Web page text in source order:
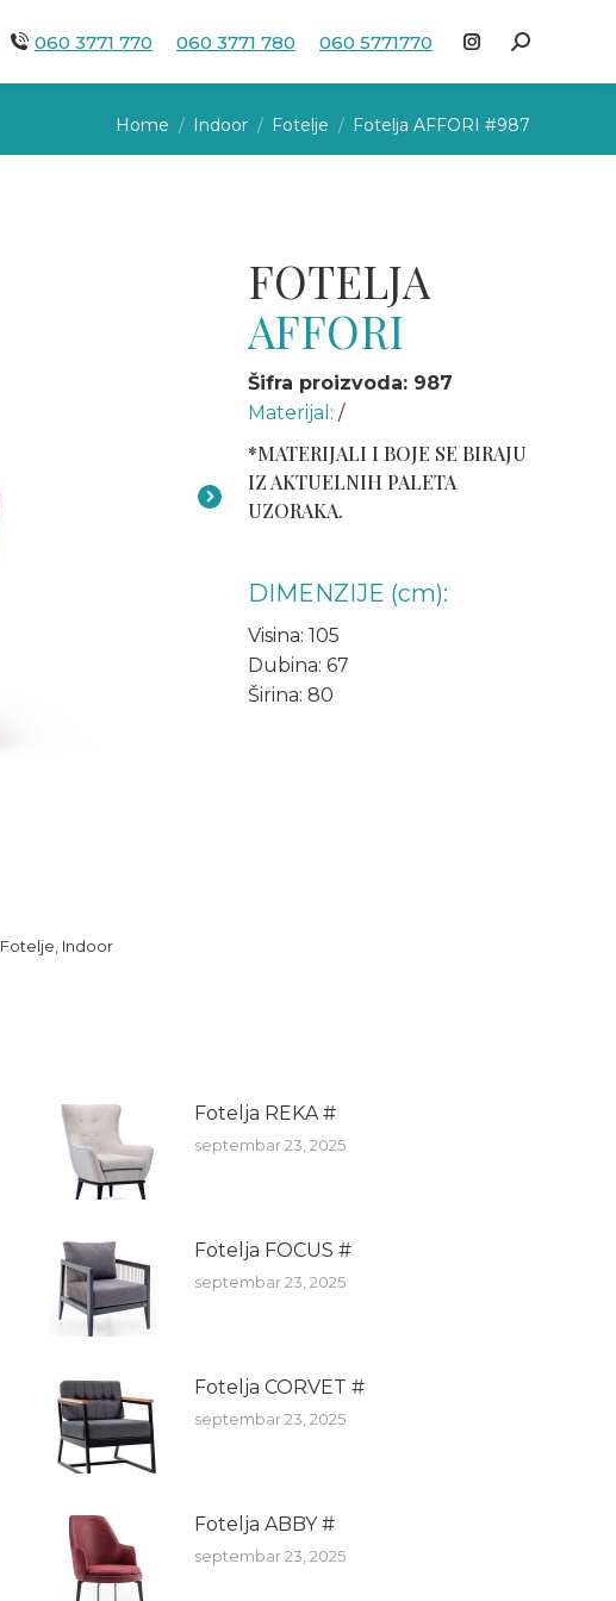
060 3771 770 060 3771 780 060 5771770
Instagram
page
opens
Search:
You are here:
Home Indoor Fotelje Fotelja AFFORI #987
FOTELJA
AFFORI
Šifra proizvoda: 987
Materijal:/
*MATERIJALI I BOJE SE BIRAJU
IZ AKTUELNIH PALETA
UZORAKA.
DIMENZIJE (cm):
Visina: 105
Dubina: 67
Širina: 80
Fotelje Indoor
Fotelja REKA #
septembar 23, 2025
Fotelja FOCUS #
septembar 23, 2025
Fotelja CORVET #
septembar 23, 2025
Fotelja ABBY #
septembar 23, 2025